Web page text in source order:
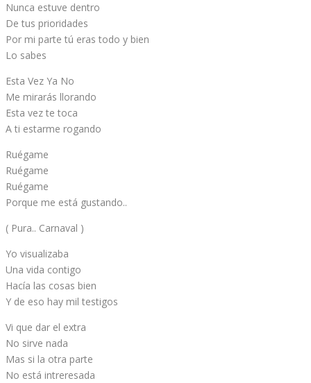
Nunca estuve dentro
De tus prioridades
Por mi parte tú eras todo y bien
Lo sabes
Esta Vez Ya No
Me mirarás llorando
Esta vez te toca
A ti estarme rogando
Ruégame
Ruégame
Ruégame
Porque me está gustando..
( Pura.. Carnaval )
Yo visualizaba
Una vida contigo
Hacía las cosas bien
Y de eso hay mil testigos
Vi que dar el extra
No sirve nada
Mas si la otra parte
No está intreresada